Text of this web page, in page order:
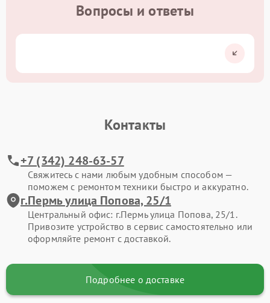
Вопросы и ответы
Контакты
+7 (342) 248-63-57
Свяжитесь с нами любым удобным способом —
поможем с ремонтом техники быстро и аккуратно.
г.Пермь улица Попова, 25/1
Центральный офис: г.Пермь улица Попова, 25/1.
Привозите устройство в сервис самостоятельно или
оформляйте ремонт с доставкой.
Подробнее о доставке